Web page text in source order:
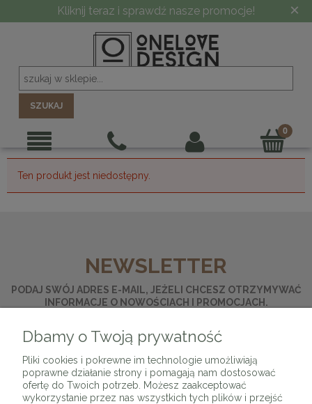
Kliknij teraz i sprawdź nasze promocje! ×
SZUKAJ
Ten produkt jest niedostępny.
NEWSLETTER
PODAJ SWÓJ ADRES E-MAIL, JEŻELI CHCESZ OTRZYMYWAĆ
INFORMACJE O NOWOŚCIACH I PROMOCJACH.
Dbamy o Twoją prywatność
Pliki cookies i pokrewne im technologie umożliwiają
poprawne działanie strony i pomagają nam dostosować
ofertę do Twoich potrzeb. Możesz zaakceptować
wykorzystanie przez nas wszystkich tych plików i przejść